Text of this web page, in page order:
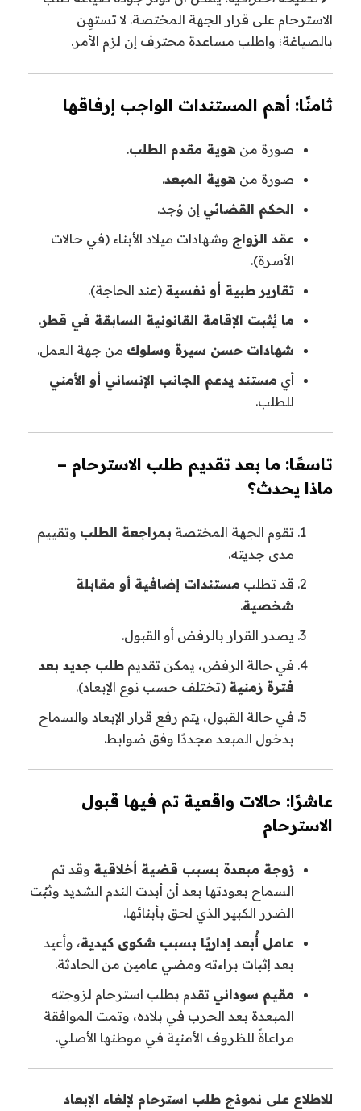
الاسترحام على قرار الجهة المختصة. لا تستهِن
بالصياغة؛ واطلب مساعدة محترف إن لزم الأمر.
ثامنًا: أهم المستندات الواجب إرفاقها
صورة من هوية مقدم الطلب.
صورة من هوية المبعد.
الحكم القضائي إن وُجد.
عقد الزواج وشهادات ميلاد الأبناء (في حالات
الأسرة).
تقارير طبية أو نفسية (عند الحاجة).
ما يُثبت الإقامة القانونية السابقة في قطر.
شهادات حسن سيرة وسلوك من جهة العمل.
أي مستند يدعم الجانب الإنساني أو الأمني
للطلب.
تاسعًا: ما بعد تقديم طلب الاسترحام –
ماذا يحدث؟
تقوم الجهة المختصة بمراجعة الطلب وتقييم
مدى جديته.
قد تطلب مستندات إضافية أو مقابلة
شخصية.
يصدر القرار بالرفض أو القبول.
في حالة الرفض، يمكن تقديم طلب جديد بعد
فترة زمنية (تختلف حسب نوع الإبعاد).
في حالة القبول، يتم رفع قرار الإبعاد والسماح
بدخول المبعد مجددًا وفق ضوابط.
عاشرًا: حالات واقعية تم فيها قبول
الاسترحام
زوجة مبعدة بسبب قضية أخلاقية وقد تم
السماح بعودتها بعد أن أبدت الندم الشديد وثبُت
الضرر الكبير الذي لحق بأبنائها.
عامل أُبعد إداريًا بسبب شكوى كيدية، وأعيد
بعد إثبات براءته ومضي عامين من الحادثة.
مقيم سوداني تقدم بطلب استرحام لزوجته
المبعدة بعد الحرب في بلاده، وتمت الموافقة
مراعاةً للظروف الأمنية في موطنها الأصلي.
للاطلاع على نموذج طلب استرحام لإلغاء الإبعاد